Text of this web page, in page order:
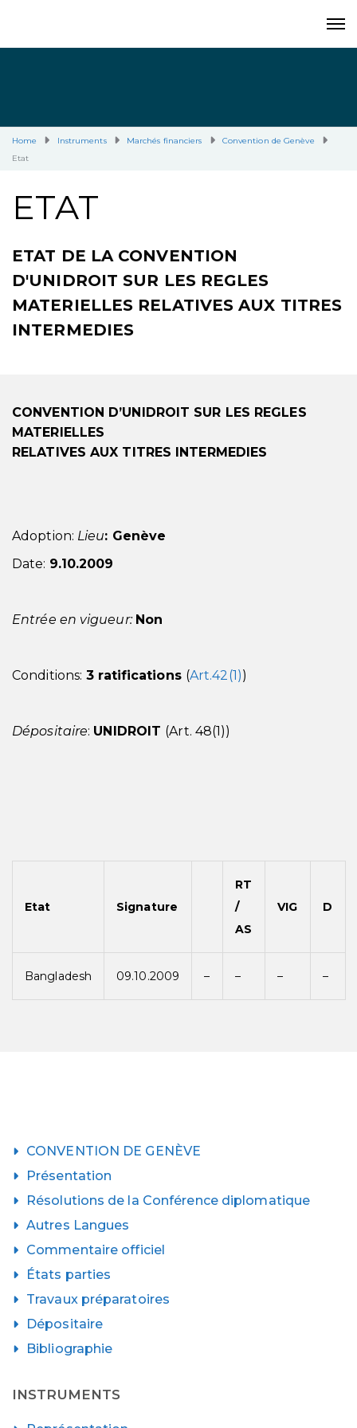
Home Instruments Marchés financiers
Convention de Genève
Etat
ETAT
ETAT DE LA CONVENTION
D'UNIDROIT SUR LES REGLES
MATERIELLES RELATIVES AUX TITRES
INTERMEDIES
CONVENTION D’UNIDROIT SUR LES REGLES
MATERIELLES
RELATIVES AUX TITRES INTERMEDIES
Adoption: Lieu: Genève
Date: 9.10.2009
Entrée en vigueur: Non
Conditions: 3 ratifications (Art.42(1))
Dépositaire: UNIDROIT (Art. 48(1))
Etat Signature
RT
/
AS
VIG D
Bangladesh 09.10.2009 – – – –
CONVENTION DE GENÈVE
Présentation
Résolutions de la Conférence diplomatique
Autres Langues
Commentaire officiel
États parties
Travaux préparatoires
Dépositaire
Bibliographie
INSTRUMENTS